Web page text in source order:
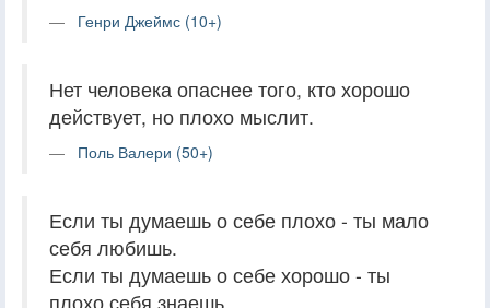
Генри Джеймс (10+)
Нет человека опаснее того, кто хорошо
действует, но плохо мыслит.
Поль Валери (50+)
Если ты думаешь о себе плохо - ты мало
себя любишь.
Если ты думаешь о себе хорошо - ты
плохо себя знаешь.